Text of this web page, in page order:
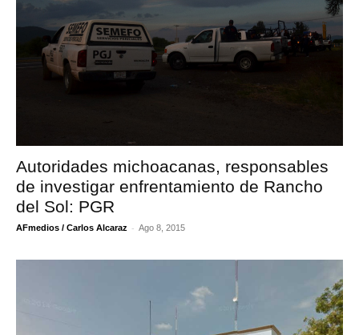
Autoridades michoacanas, responsables
de investigar enfrentamiento de Rancho
del Sol: PGR
AFmedios / Carlos Alcaraz - Ago 8, 2015